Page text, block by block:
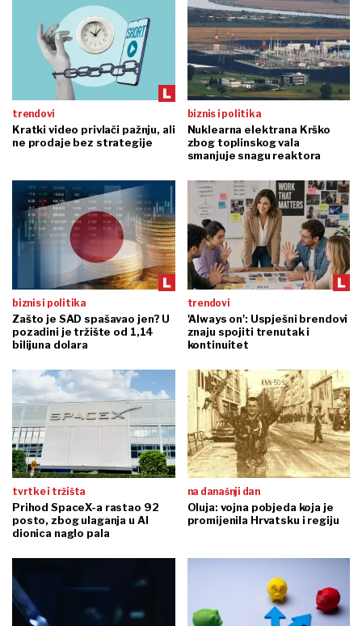
trendovi
Kratki video privlači pažnju, ali
ne prodaje bez strategije
biznis i politika
Nuklearna elektrana Krško
zbog toplinskog vala
smanjuje snagu reaktora
biznis i politika
Zašto je SAD spašavao jen? U
pozadini je tržište od 1,14
bilijuna dolara
trendovi
'Always on': Uspješni brendovi
znaju spojiti trenutak i
kontinuitet
tvrtke i tržišta
Prihod SpaceX-a rastao 92
posto, zbog ulaganja u AI
dionica naglo pala
na današnji dan
Oluja: vojna pobjeda koja je
promijenila Hrvatsku i regiju